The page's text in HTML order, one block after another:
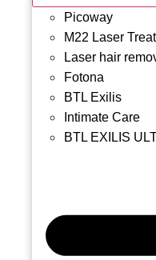
Picoway
M22 Laser
Laser hair
Fotona
BTL Exilis
Intimate Care
BTL EXILIS